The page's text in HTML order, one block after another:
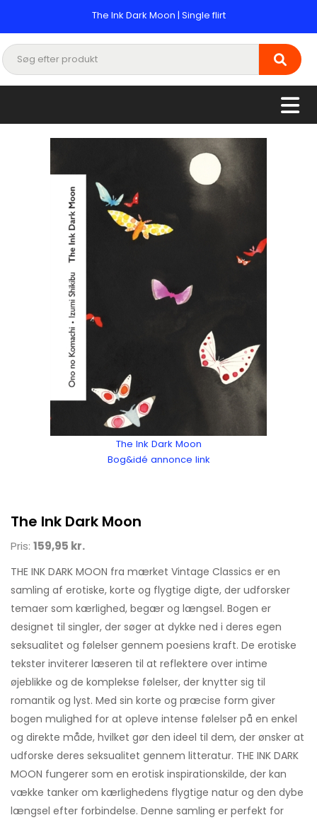
The Ink Dark Moon | Single flirt
The Ink Dark Moon
Bog&idé annonce link
The Ink Dark Moon
Pris: 159,95 kr.
THE INK DARK MOON fra mærket Vintage Classics er en
samling af erotiske, korte og flygtige digte, der udforsker
temaer som kærlighed, begær og længsel. Bogen er
designet til singler, der søger at dykke ned i deres egen
seksualitet og følelser gennem poesiens kraft. De erotiske
tekster inviterer læseren til at reflektere over intime
øjeblikke og de komplekse følelser, der knytter sig til
romantik og lyst. Med sin korte og præcise form giver
bogen mulighed for at opleve intense følelser på en enkel
og direkte måde, hvilket gør den ideel til dem, der ønsker at
udforske deres seksualitet gennem litteratur. THE INK DARK
MOON fungerer som en erotisk inspirationskilde, der kan
vække tanker om kærlighedens flygtige natur og den dybe
længsel efter forbindelse. Denne samling er perfekt for